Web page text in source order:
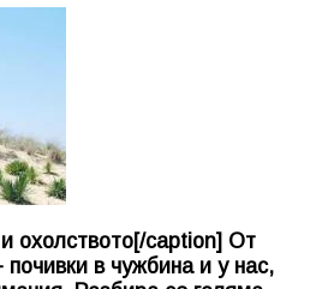
охолството[/caption] От
в чужбина и у нас,